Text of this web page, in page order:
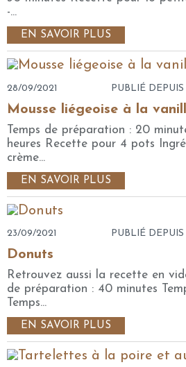
-...
EN SAVOIR PLUS
28/09/2021 PUBLIÉ
Mousse liégeoise à la
Temps de préparation : 20
heures Recette pour 4 pots
crème...
EN SAVOIR PLUS
23/09/2021 PUBLIÉ
Donuts
Retrouvez aussi la recette en
de préparation : 40 minutes
Temps...
EN SAVOIR PLUS